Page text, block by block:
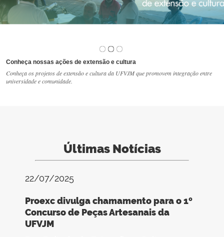
/3
Conheça nossas ações de extensão e cultura
Conheça os projetos de extensão e cultura da UFVJM que promovem integração entre
universidade e comunidade.
Últimas Notícias
22/07/2025
Proexc divulga chamamento para o 1º
Concurso de Peças Artesanais da
UFVJM